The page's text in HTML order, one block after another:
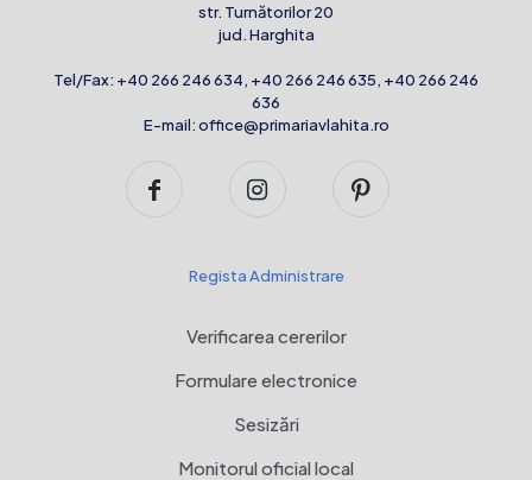
str. Turnătorilor 20
jud. Harghita
Tel/Fax: +40 266 246 634, +40 266 246 635, +40 266 246
636
E-mail:office@primariavlahita.ro
Regista Administrare
Verificarea cererilor
Formulare electronice
Sesizări
Monitorul oficial local